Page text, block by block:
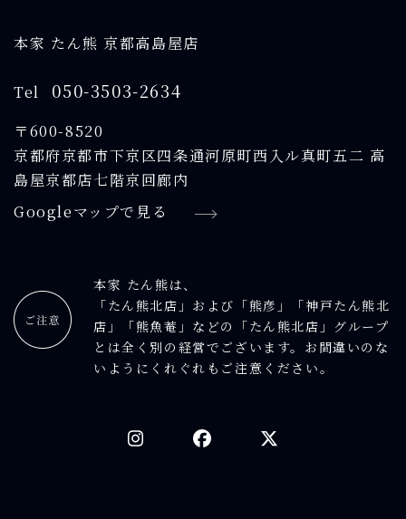
本家 たん熊 京都高島屋店
Tel 050-3503-2634
〒600-8520
京都府京都市下京区四条通河原町西入ル真町五二 高
島屋京都店七階京回廊内
Googleマップで見る
本家 たん熊は、
「たん熊北店」および「熊彦」「神戸たん熊北
店」「熊魚菴」などの「たん熊北店」グループ
とは全く別の経営でございます。お間違いのな
いようにくれぐれもご注意ください。